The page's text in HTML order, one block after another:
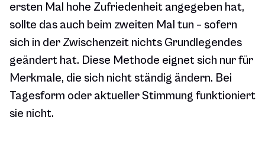
ersten Mal hohe Zufriedenheit angegeben hat,
sollte das auch beim zweiten Mal tun – sofern
sich in der Zwischenzeit nichts Grundlegendes
geändert hat. Diese Methode eignet sich nur für
Merkmale, die sich nicht ständig ändern. Bei
Tagesform oder aktueller Stimmung funktioniert
sie nicht.